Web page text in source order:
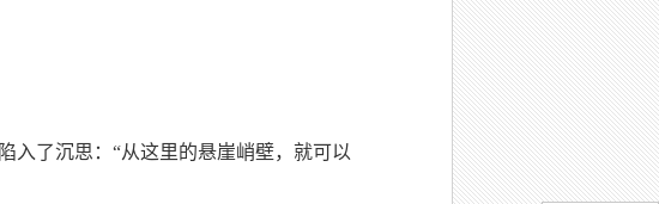
入了沉思：“从这里的悬崖峭壁，就可以